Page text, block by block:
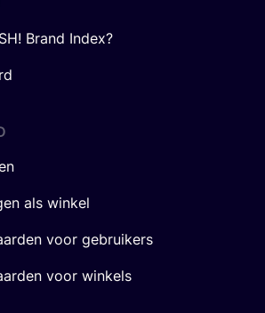
Brand Index?
als winkel
voor gebruikers
voor winkels